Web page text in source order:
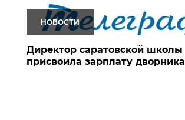
НОВОСТИ
Директор саратовской школы
присвоила зарплату дворника